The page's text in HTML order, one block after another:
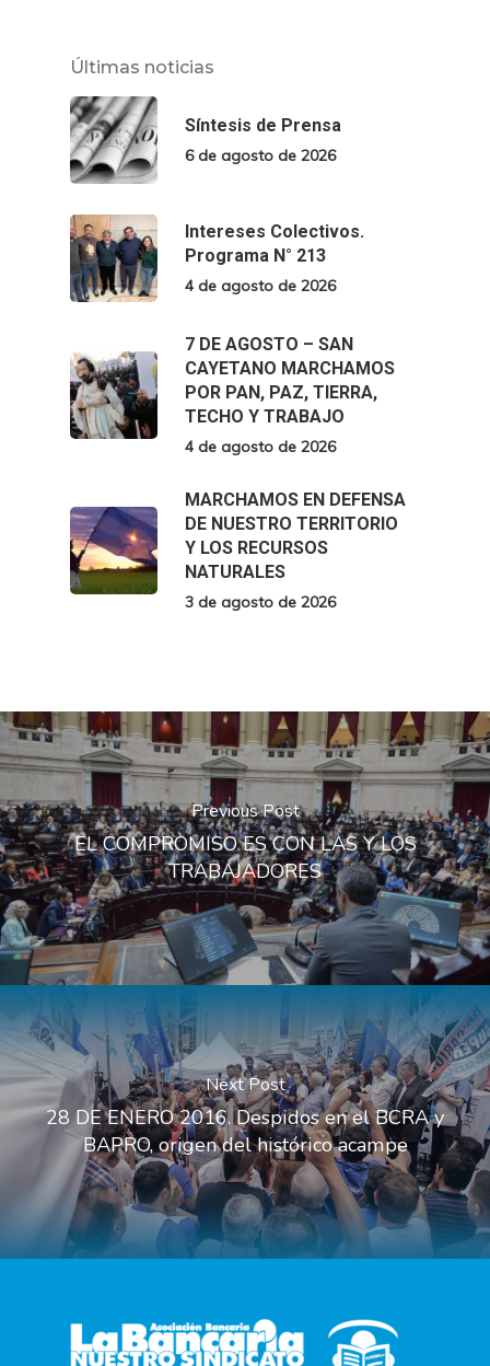
Últimas noticias
Síntesis de Prensa
6 de agosto de 2026
Intereses Colectivos.
Programa N° 213
4 de agosto de 2026
7 DE AGOSTO – SAN
CAYETANO MARCHAMOS
POR PAN, PAZ, TIERRA,
TECHO Y TRABAJO
4 de agosto de 2026
MARCHAMOS EN DEFENSA
DE NUESTRO TERRITORIO
Y LOS RECURSOS
NATURALES
3 de agosto de 2026
Previous Post
EL COMPROMISO ES CON LAS Y LOS
TRABAJADORES
Next Post
28 DE ENERO 2016. Despidos en el BCRA y
BAPRO, origen del histórico acampe